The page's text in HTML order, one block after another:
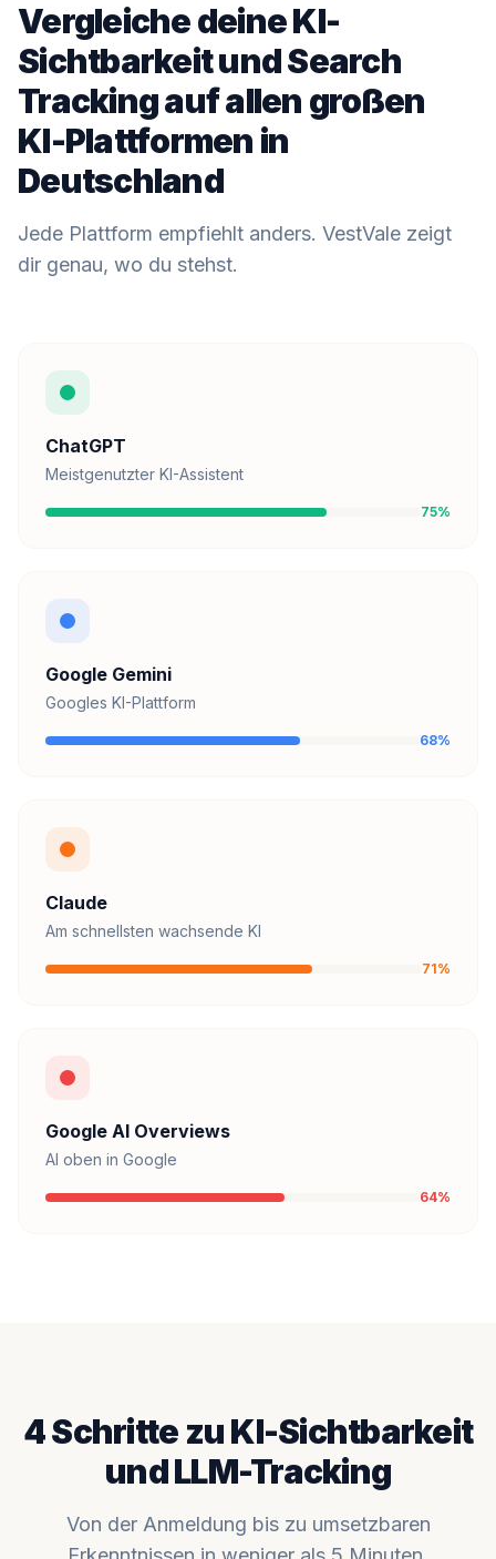
Vergleiche deine KI-
Sichtbarkeit und Search
Tracking auf allen großen
KI-Plattformen in
Deutschland
Jede Plattform empfiehlt anders. VestVale zeigt
dir genau, wo du stehst.
ChatGPT
Meistgenutzter KI-Assistent
75%
Google Gemini
Googles KI-Plattform
68%
Claude
Am schnellsten wachsende KI
71%
Google AI Overviews
AI oben in Google
64%
4 Schritte zu KI-Sichtbarkeit
und LLM-Tracking
Von der Anmeldung bis zu umsetzbaren